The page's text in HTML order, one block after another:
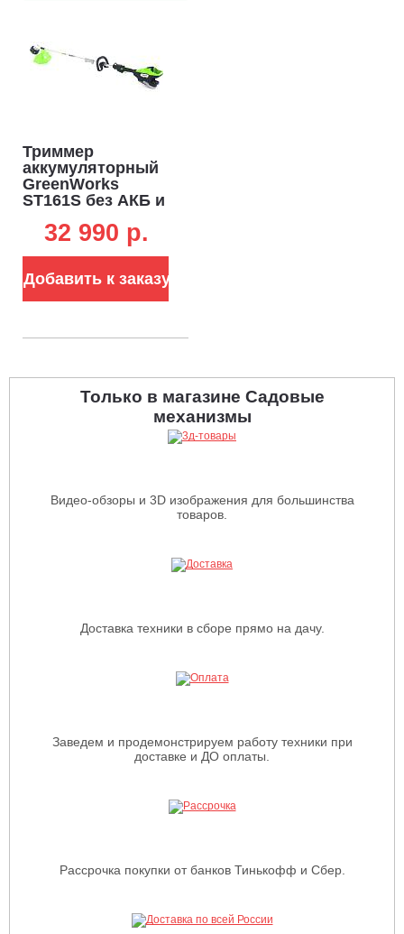
Триммер
аккумуляторный
GreenWorks
ST161S без АКБ и
1.6 кВт, леска 2.4
мм, D-рукоятка,
5.7 кг)
32 990 p.
Добавить к заказу
Только в магазине Садовые
механизмы
Видео-обзоры и 3D изображения для большинства
товаров.
Доставка техники в сборе прямо на дачу.
Заведем и продемонстрируем работу техники при
доставке и ДО оплаты.
Рассрочка покупки от банков Тинькофф и Сбер.